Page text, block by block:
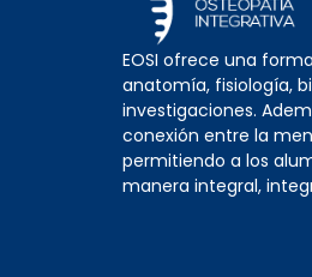
EOSI ofrece una
anatomía, fisiología,
investigaciones.
conexión entre la
permitiendo a los
manera integral,